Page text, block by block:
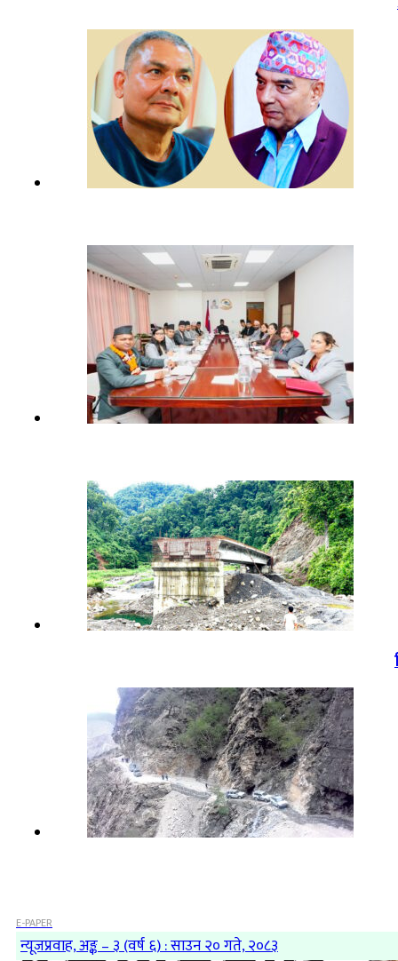
E-PAPER
न्यूजप्रवाह, अङ्क – ३ (वर्ष ६) : साउन २० गते, २०८३